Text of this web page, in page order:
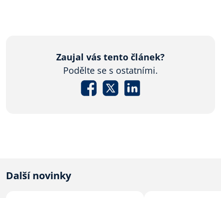
Zaujal vás tento článek?
Podělte se s ostatními.
Další novinky